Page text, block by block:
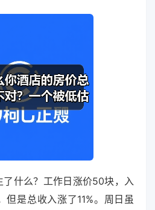
了什么？工作日涨价50块，入
但是总收入涨了11%。周日虽